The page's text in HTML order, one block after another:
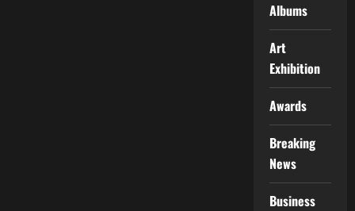
Albums
Art
Exhibition
Awards
Breaking
News
Business